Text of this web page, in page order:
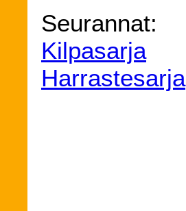
Seurannat:
Kilpasarja
Harrastesarja